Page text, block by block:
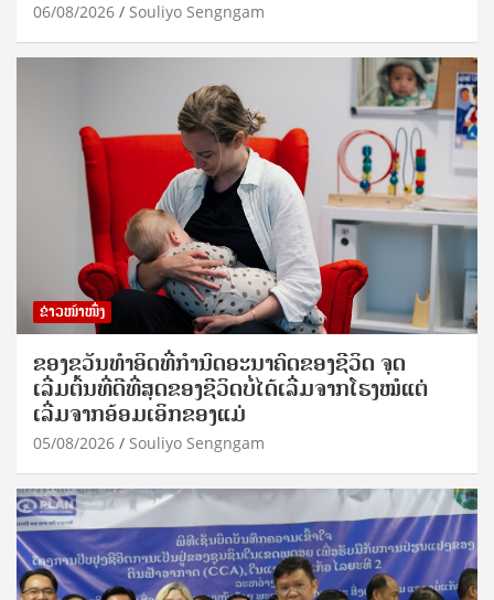
06/08/2026 Souliyo Sengngam
ຂ່າວໜ້າໜຶ່ງ
ຂອງຂວັນທໍາອິດທີ່ກໍານົດອະນາຄົດຂອງຊີວິດ ຈຸດ
ເລີ່ມຕົ້ນທີ່ດີທີ່ສຸດຂອງຊີວິດບໍ່ໄດ້ເລີ່ມຈາກໂຮງໝໍແຕ່
ເລີ່ມຈາກອ້ອມເອິກຂອງແມ່
05/08/2026 Souliyo Sengngam